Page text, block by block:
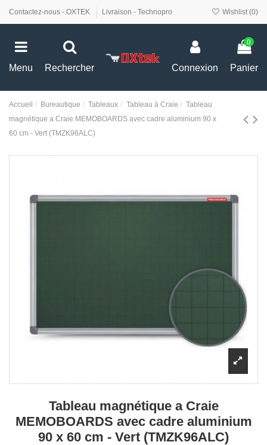
Contactez-nous - OXTEK Livraison - Technopro Wishlist (0)
Menu Rechercher Connexion
0
Panier
Accueil Bureautique Tableaux Tableau à Craie
Tableau
magnétique a Craie MEMOBOARDS avec cadre aluminium 90 x
60 cm - Vert (TMZK96ALC)
Tableau magnétique a Craie
MEMOBOARDS avec cadre aluminium
90 x 60 cm - Vert (TMZK96ALC)